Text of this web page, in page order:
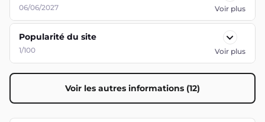
06/06/2027 Voir plus
Popularité du site
1/100 Voir plus
Voir les autres informations (12)